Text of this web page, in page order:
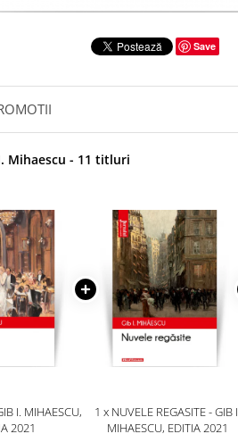
Save
Mihaescu - 11 titluri
I. MIHAESCU,
2021
1 x NUVELE REGASITE - GIB I.
MIHAESCU, EDITIA 2021